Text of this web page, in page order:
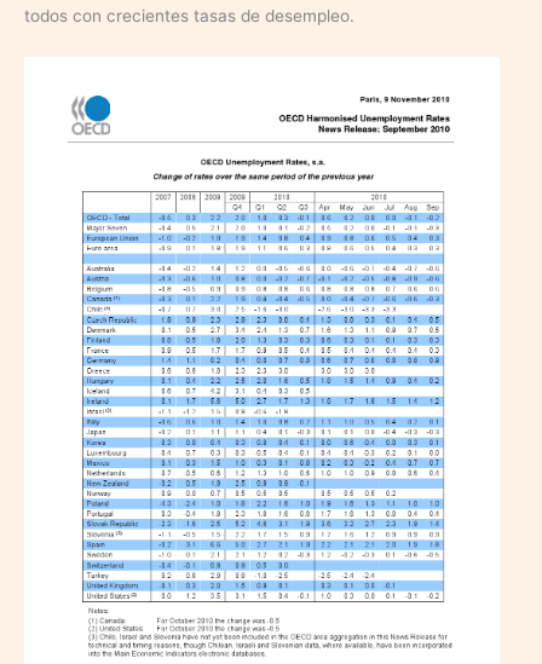
todos con crecientes tasas de desempleo.